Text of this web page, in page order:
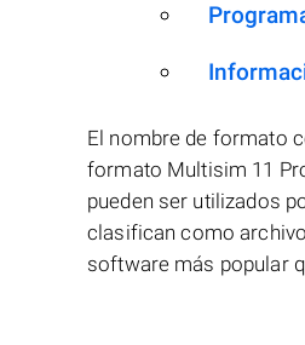
El nombre de formato
formato Multisim 11
pueden ser utilizados
clasifican como
software más popular